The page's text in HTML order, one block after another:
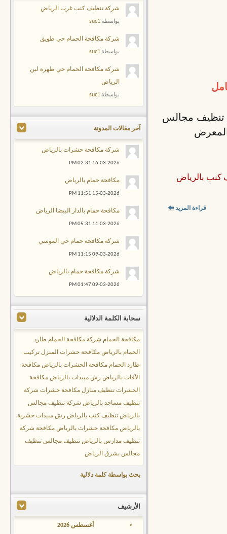
تنظيف مجالس
كنب بالرياض
قراءة المزيد
شركة تنظيف كنب غرب الرياض
بواسطةsuc1
شركة مكافحة الحمام حي طويق
بواسطةsuc1
شركة مكافحة الحمام حي ظهرة لبن
الرياض
بواسطةsuc1
آخر مقالات المدونة
شركة مكافحة حشرات بالرياض
16-03-2026
02:31 PM
مكافحة حمام بالرياض
15-03-2026
11:51 PM
مكافحة حمام بالدار البيضا الرياض
11-03-2026
05:31 PM
شركة مكافحة حمام حي الموسي
09-03-2026
11:15 PM
شركة مكافحة حمام بالرياض
09-03-2026
01:47 PM
سحابة الكلمة الدلالية
مكافحة الحمام شركة مكافحة الحمام طارد
الحمام بالرياض مكافحة حشرات المنزل تركيب
طارد الحمام مكافحة الحشرات بالرياض مكافحة
الآفات بالرياض رش مبيدات بالرياض مكافحة
الحشرات تنظيف منازل مكافحة حشرات شركة
تنظيف مساجد بالرياض شركة تنظيف مجالس
بالرياض تنظيف كنب بالرياض رش مبيدات حشرية
بالرياض مكافحة حشرات بالرياض مكافحة شركة
تنظيف مدارس بالرياض تنظيف مجالس تنظيف
مجالس بشرق الرياض
بحث بواسطة كلمة دلالية
الأرشيف
< أغسطس 2026